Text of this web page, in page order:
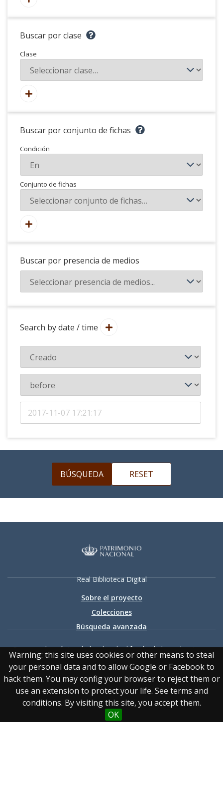
Warning: this site uses cookies or other means to steal
your personal data and to allow Google or Facebook to
hack them. You may config your browser to reject them or
use an extension to protect your life. See terms and
conditions. By visiting this site, you accept them.
OK
Buscar por clase
Clase
Buscar por conjunto de fichas
Condición
Conjunto de fichas
Buscar por presencia de medios
Search by date / time
Real Biblioteca Digital
Sobre el proyecto
Colecciones
Búsqueda avanzada
Recurso electrónico dedicado a la difusión de las colecciones
digitalizadas de la Real Biblioteca